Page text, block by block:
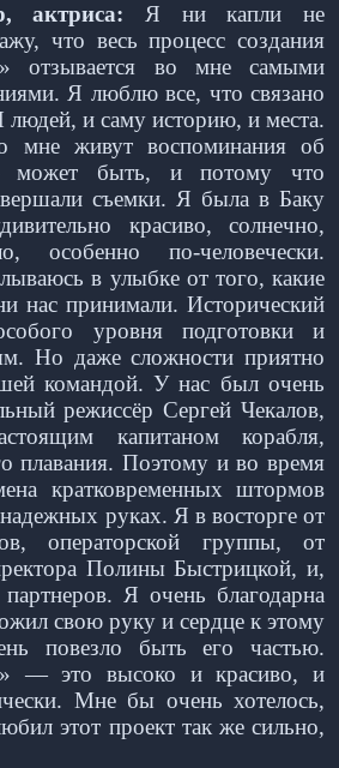
актриса: Я ни капли не
что весь процесс создания
отзывается во мне самыми
Я люблю все, что связано
людей, и саму историю, и места.
мне живут воспоминания об
может быть, и потому что
съемки. Я была в Баку
красиво, солнечно,
особенно по-человечески.
в улыбке от того, какие
нас принимали. Исторический
уровня подготовки и
Но даже сложности приятно
командой. У нас был очень
режиссёр Сергей Чекалов,
капитаном корабля,
плавания. Поэтому и во время
кратковременных штормов
руках. Я в восторге от
операторской группы, от
Полины Быстрицкой, и,
Я очень благодарна
свою руку и сердце к этому
повезло быть его частью.
— это высоко и красиво, и
Мне бы очень хотелось,
этот проект так же сильно,